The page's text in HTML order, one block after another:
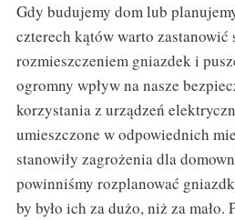
Gdy budujemy dom lub
czterech kątów warto zastanowić
rozmieszczeniem gniazdek i
ogromny wpływ na nasze
korzystania z urządzeń
umieszczone w odpowiednich
stanowiły zagrożenia dla
powinniśmy rozplanować
by było ich za dużo, niż za mało.